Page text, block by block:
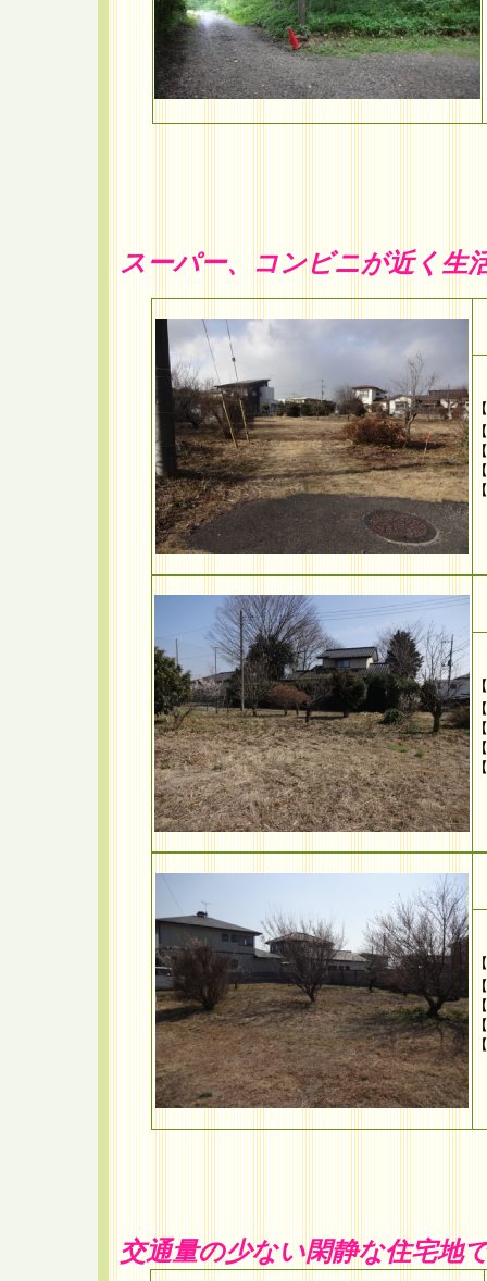
スーパー、コンビニが近く
交通量の少ない閑静な住宅地